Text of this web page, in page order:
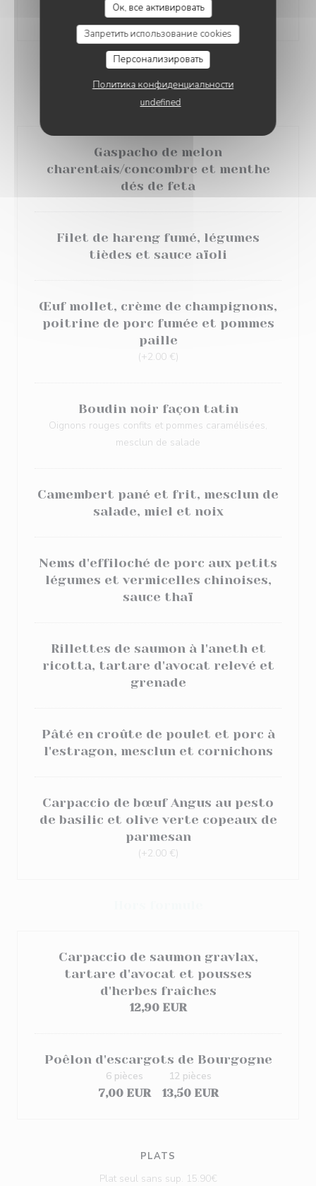
Ок, все активировать
Запретить использование cookies
Персонализировать
Политика конфиденциальности
undefined
21,90 EUR
ENTRÉES
Entrée seul 8.50 €
Gaspacho de melon
charentais/concombre et menthe
dés de feta
Filet de hareng fumé, légumes
tièdes et sauce aïoli
Œuf mollet, crème de champignons,
poitrine de porc fumée et pommes
paille
(+2.00 €)
Boudin noir façon tatin
Oignons rouges confits et pommes caramélisées,
mesclun de salade
Camembert pané et frit, mesclun de
salade, miel et noix
Nems d'effiloché de porc aux petits
légumes et vermicelles chinoises,
sauce thaï
Rillettes de saumon à l'aneth et
ricotta, tartare d'avocat relevé et
grenade
Pâté en croûte de poulet et porc à
l'estragon, mesclun et cornichons
Carpaccio de bœuf Angus au pesto
de basilic et olive verte copeaux de
parmesan
(+2.00 €)
Carpaccio de saumon gravlax,
tartare d'avocat et pousses
d'herbes fraîches
12,90 EUR
Poêlon d'escargots de Bourgogne
7,00 EUR
6 pièces
13,50 EUR
12 pièces
PLATS
Plat seul sans sup. 15.90€